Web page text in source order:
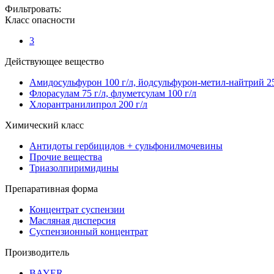
Фильтровать:
Класс опасности
3
Действующее вещество
Амидосульфурон 100 г/л, йодсульфурон-метил-найтрий
Флорасулам 75 г/л, флуметсулам 100 г/л
Хлорантранилипрол 200 г/л
Химический класс
Антидоты гербицидов + сульфонилмочевины
Прочие вещества
Триазолпиримидины
Препаративная форма
Концентрат суспензии
Масляная дисперсия
Суспензионный концентрат
Производитель